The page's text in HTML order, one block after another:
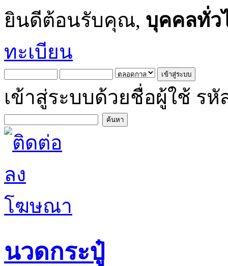
ยินดีต้อนรับคุณ, บุคคลทั่ว
ทะเบียน
เข้าสู่ระบบด้วยชื่อผู้ใช้ รหั
นวดกระปู๋